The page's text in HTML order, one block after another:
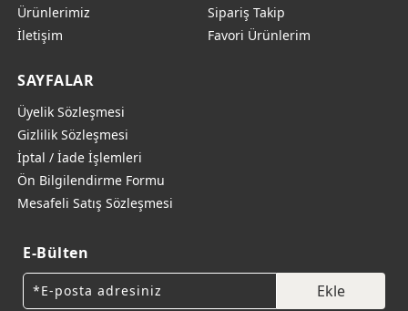
Ürünlerimiz
İletişim
Sipariş Takip
Favori Ürünlerim
SAYFALAR
Üyelik Sözleşmesi
Gizlilik Sözleşmesi
İptal / İade İşlemleri
Ön Bilgilendirme Formu
Mesafeli Satış Sözleşmesi
E-Bülten
Ekle